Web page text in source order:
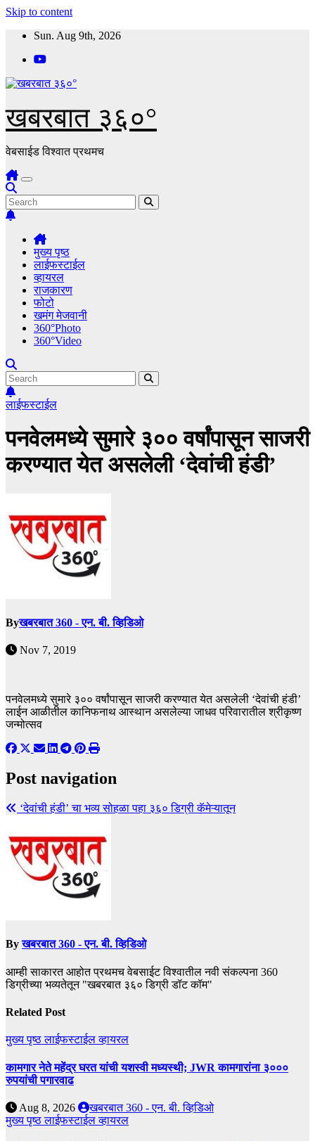
Skip to content
Sun. Aug 9th, 2026
खबरबात ३६०°
वेबसाईड विश्वात प्रथमच
मुख्य पृष्ठ
लाईफस्टाईल
व्हायरल
राजकारण
फोटो
खमंग मेजवानी
360°Photo
360°Video
लाईफस्टाईल
पनवेलमध्ये सुमारे ३०० वर्षांपासून साजरी
करण्यात येत असलेली ‘देवांची हंडी’
Byखबरबात 360 - एन. बी. व्हिडिओ
Nov 7, 2019
पनवेलमध्ये सुमारे ३०० वर्षांपासून साजरी करण्यात येत असलेली ‘देवांची हंडी’
लाईन आळीतील कानिफनाथ आस्थान असलेल्या जाधव परिवारातील श्रीकृष्ण
जन्मोत्सव
Post navigation
‘देवांची हंडी’ चा भव्य सोहळा पहा ३६० डिग्री कॅमेऱ्यातून
Byखबरबात 360 - एन. बी. व्हिडिओ
आम्ही साकारत आहोत प्रथमच वेबसाईट विश्वातील नवी संकल्पना 360
डिग्रीच्या भव्यतेतून "खबरबात ३६० डिग्री डॉट कॉम"
Related Post
मुख्य पृष्ठलाईफस्टाईलव्हायरल
कामगार नेते महेंद्र घरत यांची यशस्वी मध्यस्थी; JWR कामगारांना ३०००
रुपयांची पगारवाढ
Aug 8, 2026
खबरबात 360 - एन. बी. व्हिडिओ
मुख्य पृष्ठलाईफस्टाईलव्हायरल